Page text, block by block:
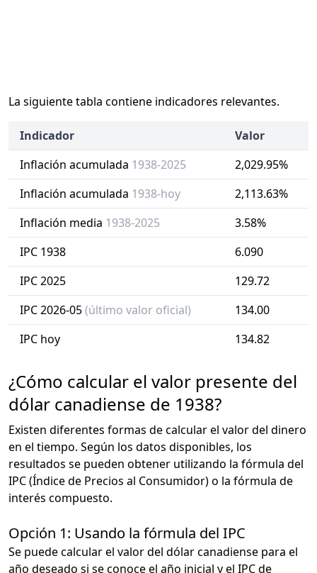
La siguiente tabla contiene indicadores relevantes.
Indicador
Valor
Inflación acumulada 1938-2025
2,029.95%
Inflación acumulada 1938-hoy
2,113.63%
Inflación media 1938-2025
3.58%
IPC 1938
6.090
IPC 2025
129.72
IPC 2026-05(último valor oficial)
134.00
IPC hoy
134.82
¿Cómo calcular el valor presente del
dólar canadiense de 1938?
Existen diferentes formas de calcular el valor del dinero
en el tiempo. Según los datos disponibles, los
resultados se pueden obtener utilizando la fórmula del
IPC (Índice de Precios al Consumidor) o la fórmula de
interés compuesto.
Opción 1: Usando la fórmula del IPC
Se puede calcular el valor del dólar canadiense para el
año deseado si se conoce el año inicial y el IPC de